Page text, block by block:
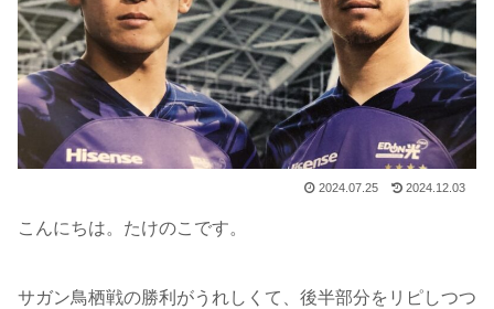
2024.07.25 2024.12.03
こんにちは。たけのこです。
サガン鳥栖戦の勝利がうれしくて、後半部分をリピしつつ